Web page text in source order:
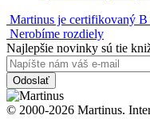
Martinus je certifikovaný
Nerobíme rozdiely
Najlepšie novinky sú tie
Odoslať
© 2000-2026 Martinus.